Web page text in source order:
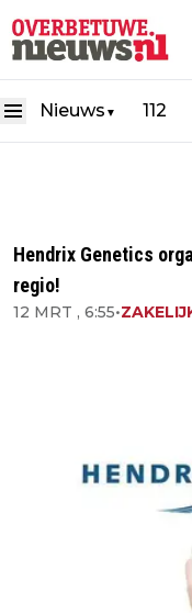
Nieuws ▼ 112
Hendrix Genetics
regio!
12 MRT , 6:55•